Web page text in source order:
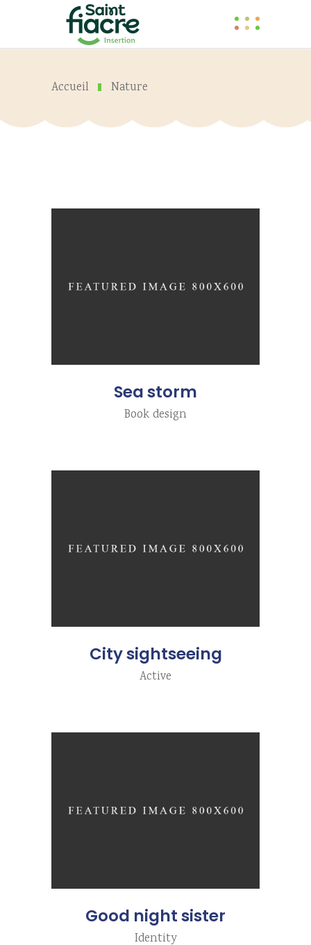
Accueil Nature
Sea storm
Book design
City sightseeing
Active
Good night sister
Identity